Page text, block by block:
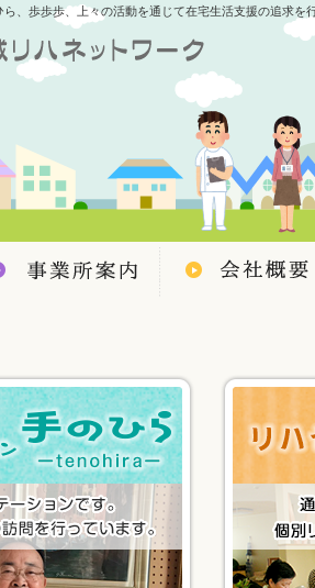
、歩歩歩、上々の活動を通じて在宅生活支援の追求を